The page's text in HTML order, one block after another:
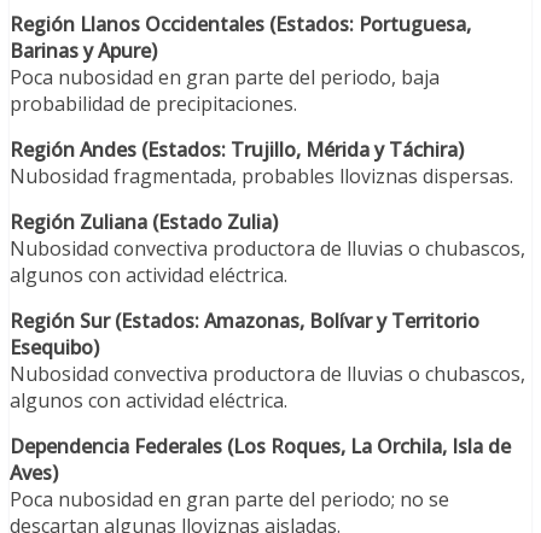
Región Llanos Occidentales (Estados: Portuguesa,
Barinas y Apure)
Poca nubosidad en gran parte del periodo, baja
probabilidad de precipitaciones.
Región Andes (Estados: Trujillo, Mérida y Táchira)
Nubosidad fragmentada, probables lloviznas dispersas.
Región Zuliana (Estado Zulia)
Nubosidad convectiva productora de lluvias o chubascos,
algunos con actividad eléctrica.
Región Sur (Estados: Amazonas, Bolívar y Territorio
Esequibo)
Nubosidad convectiva productora de lluvias o chubascos,
algunos con actividad eléctrica.
Dependencia Federales (Los Roques, La Orchila, Isla de
Aves)
Poca nubosidad en gran parte del periodo; no se
descartan algunas lloviznas aisladas.